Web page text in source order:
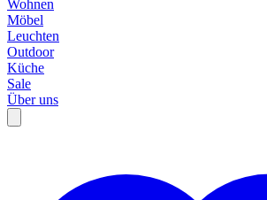
Wohnen
Möbel
Leuchten
Outdoor
Küche
Sale
Über uns